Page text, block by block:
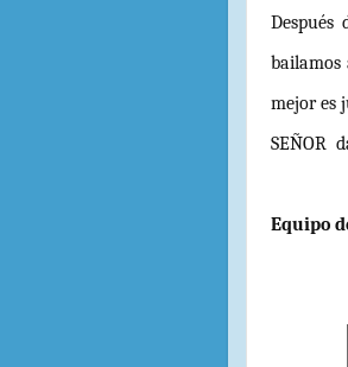
bailamos
mejor es
SEÑOR
Equipo